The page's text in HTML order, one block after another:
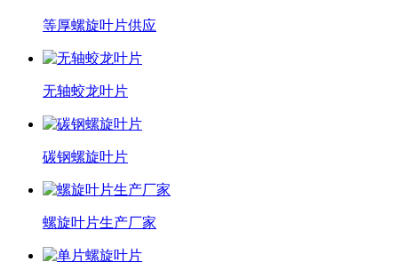
等厚螺旋叶片供应
无轴蛟龙叶片
碳钢螺旋叶片
螺旋叶片生产厂家